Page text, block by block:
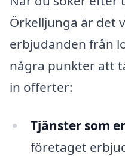
Örkelljunga är det
erbjudanden från
några punkter att
in offerter:
Tjänster som
företaget